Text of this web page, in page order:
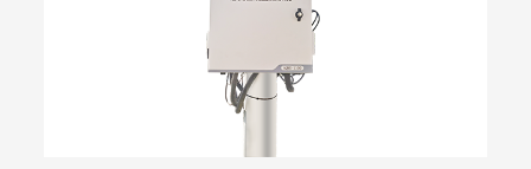
AQMS-1100OU-恶臭自动监测系统
MODEL 2630-II-环境噪声自动监测仪
MODEL 2630-环境噪声自动监测仪
AQMS-900TE-交通污染溯源在线监测系统